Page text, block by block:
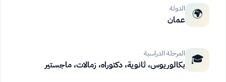
🌍 الدولة
عمان
🎓 المرحلة الدراسية
بكالوريوس، ثانوية، دكتوراه، زمالات، ماجستير